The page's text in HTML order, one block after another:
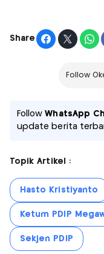
Share
Follow
FollowWhatsApp
update berita
Topik Artikel :
Hasto Kristiyanto
Ketum PDIP
Sekjen PDIP